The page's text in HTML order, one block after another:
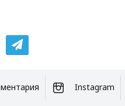
Instagram